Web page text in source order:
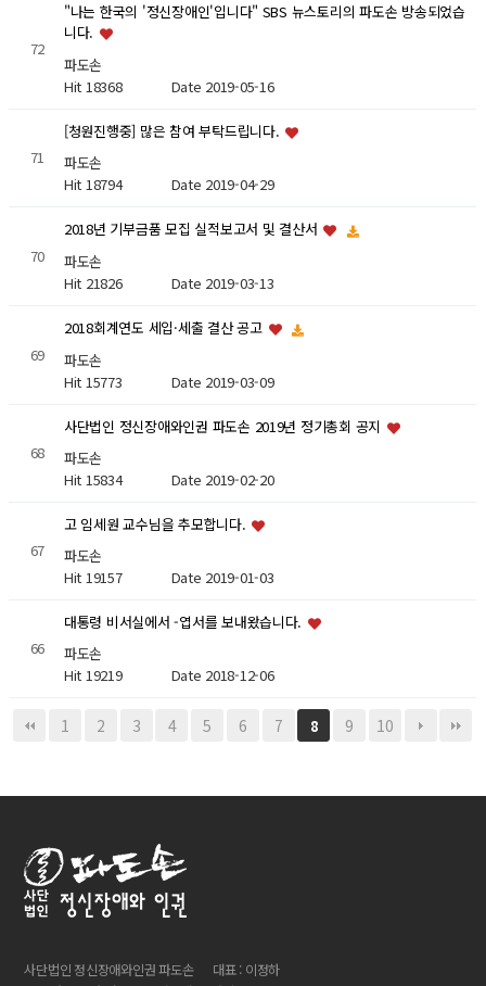
72
"나는 한국의 '정신장애인'입니다" SBS 뉴스토리의 파도손 방송되었습
니다.
파도손
Hit 18368 Date 2019-05-16
71
[청원진행중] 많은 참여 부탁드립니다.
파도손
Hit 18794 Date 2019-04-29
70
2018년 기부금품 모집 실적보고서 및 결산서
파도손
Hit 21826 Date 2019-03-13
69
2018회계연도 세입·세출 결산 공고
파도손
Hit 15773 Date 2019-03-09
68
사단법인 정신장애와인권 파도손 2019년 정기총회 공지
파도손
Hit 15834 Date 2019-02-20
67
고 임세원 교수님을 추모합니다.
파도손
Hit 19157 Date 2019-01-03
66
대통령 비서실에서 -엽서를 보내왔습니다.
파도손
Hit 19219 Date 2018-12-06
1 2 3 4 5 6 7 8 9 10
사단법인 정신장애와인권 파도손
대표 : 이정하